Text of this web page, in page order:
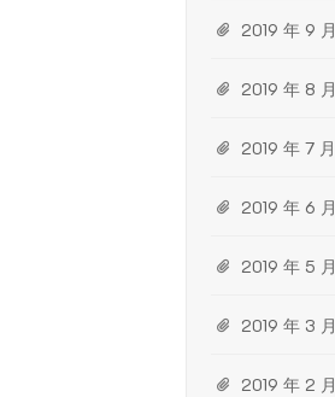
2019 年 9 月
2019 年 8 月
2019 年 7 月
2019 年 6 月
2019 年 5 月
2019 年 3 月
2019 年 2 月